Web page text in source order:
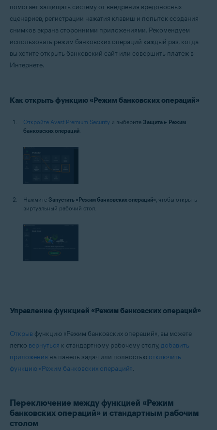
помогает защищать систему от внедрения вредоносных
сценариев, регистрации нажатия клавиш и попыток создания
снимков экрана сторонними приложениями. Рекомендуем
использовать режим банковских операций каждый раз, когда
вы хотите открыть банковский сайт или совершить платеж в
Интернете.
Как открыть функцию «Режим банковских операций»
Откройте Avast Premium Security и выберите Защита ▸ Режим
банковских операций.
Нажмите Запустить «Режим банковских операций» , чтобы открыть
виртуальный рабочий стол.
Управление функцией «Режим банковских операций»
Открыв функцию «Режим банковских операций», вы можете
легко вернуться к стандартному рабочему столу, добавить
приложения на панель задач или полностью отключить
функцию «Режим банковских операций».
Переключение между функцией «Режим
банковских операций» и стандартным рабочим
столом